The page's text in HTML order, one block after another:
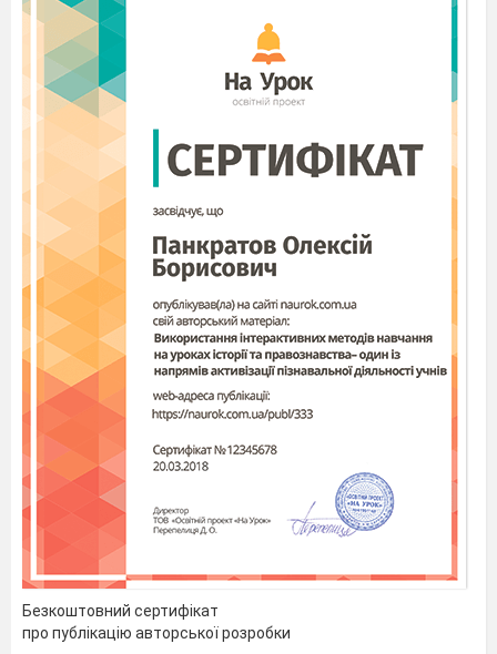
Безкоштовний сертифікат
про публікацію авторської розробки